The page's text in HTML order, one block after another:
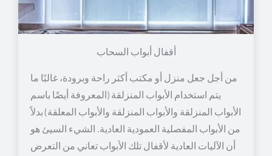
أقفال أبواب السحاب
من أجل جعل منزل أو مكتب أكثر راحة وبرودة، غالبًا ما
يتم استخدام الأبواب المنزلقة (المعروفة أيضًا باسم
الأبواب المنزلقة والأبواب المنزلقة والأبواب المعلقة) بدلاً
من الأبواب المفصلية العمودية العادية. الشيء السيئ هو
أن الآليات العادية لأقفال تلك الأبواب تعاني من التعرض